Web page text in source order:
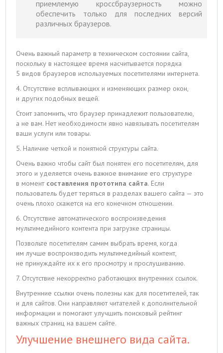
приемлемую кроссбраузерность можно
обеспечить только для последних версий
различных браузеров.
Очень важный параметр в техническом состоянии сайта,
поскольку в настоящее время насчитывается порядка
5 видов браузеров используемых посетителями интернета.
4. Отсутствие всплывающих и изменяющих размер окон,
и других подобных вещей.
Стоит запомнить, что браузер принадлежит пользователю,
а не вам. Нет необходимости явно навязывать посетителям
ваши услуги или товары.
5. Наличие четкой и понятной структуры сайта.
Очень важно чтобы сайт был понятен его посетителям, для
этого и уделяется очень важное внимание его структуре
в момент составления прототипа сайта. Если
пользователь будет теряться в разделах вашего сайта — это
очень плохо скажется на его конечном отношении.
6. Отсутствие автоматического воспроизведения
мультимедийного контента при загрузке страницы.
Позвольте посетителям самим выбрать время, когда
им лучше воспроизводить мультимедийный контент,
не принуждайте их к его просмотру и прослушиванию.
7. Отсутствие некорректно работающих внутренних ссылок.
Внутренние ссылки очень полезны как для посетителей, так
и для сайтов. Они направляют читателей к дополнительной
информации и помогают улучшить поисковый рейтинг
важных страниц на вашем сайте.
Улучшение внешнего вида сайта.